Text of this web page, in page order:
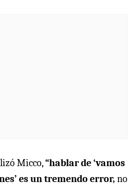
Micco,“hablar de ‘vamos
es un tremendo error, no